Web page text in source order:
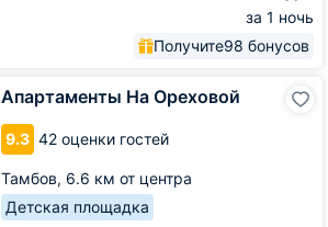
за 1 ночь
Получите98 бонусов
Апартаменты На Ореховой
9.3 42 оценки гостей
Тамбов, 6.6 км от центра
Детская площадка